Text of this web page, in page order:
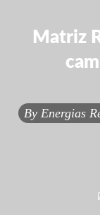
Matriz
By Energias